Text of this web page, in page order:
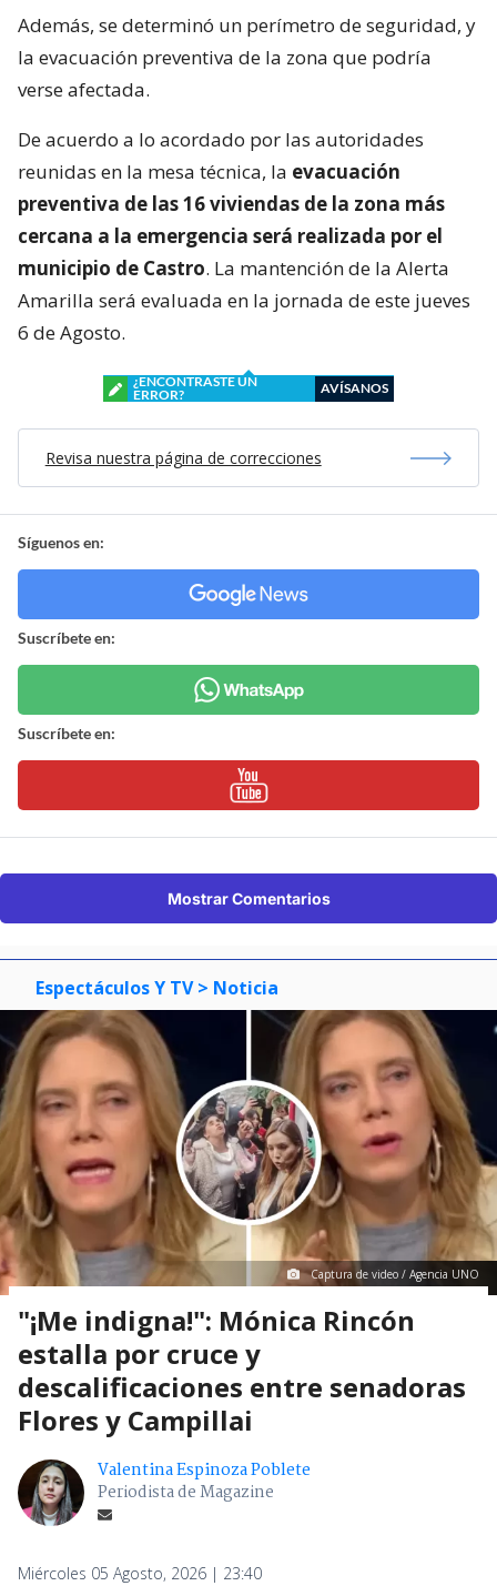
Además, se determinó un perímetro de seguridad, y
la evacuación preventiva de la zona que podría
verse afectada.
De acuerdo a lo acordado por las autoridades
reunidas en la mesa técnica, la evacuación
preventiva de las 16 viviendas de la zona más
cercana a la emergencia será realizada por el
municipio de Castro. La mantención de la Alerta
Amarilla será evaluada en la jornada de este jueves
6 de Agosto.
¿ENCONTRASTE UN
ERROR?
AVÍSANOS
Revisa nuestra página de correcciones
Síguenos en:
Suscríbete en:
Suscríbete en:
Mostrar Comentarios
Espectáculos Y TV > Noticia
Captura de video / Agencia UNO
"¡Me indigna!": Mónica Rincón
estalla por cruce y
descalificaciones entre senadoras
Flores y Campillai
Valentina Espinoza Poblete
Periodista de Magazine
Miércoles 05 Agosto, 2026 | 23:40